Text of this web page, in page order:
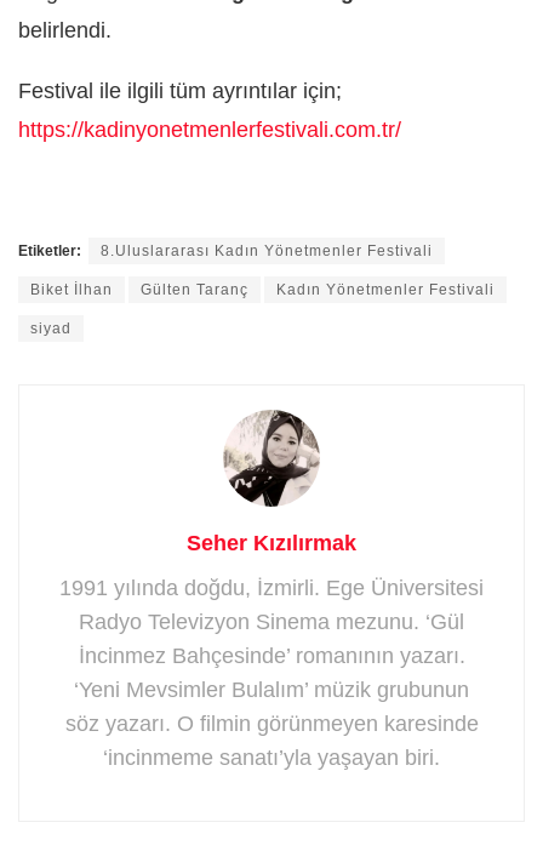
belirlendi.
Festival ile ilgili tüm ayrıntılar için;
https://kadinyonetmenlerfestivali.com.tr/
Etiketler: 8.Uluslararası Kadın Yönetmenler Festivali
Biket İlhan Gülten Taranç Kadın Yönetmenler Festivali
siyad
Seher Kızılırmak
1991 yılında doğdu, İzmirli. Ege Üniversitesi
Radyo Televizyon Sinema mezunu. ‘Gül
İncinmez Bahçesinde’ romanının yazarı.
‘Yeni Mevsimler Bulalım’ müzik grubunun
söz yazarı. O filmin görünmeyen karesinde
‘incinmeme sanatı’yla yaşayan biri.